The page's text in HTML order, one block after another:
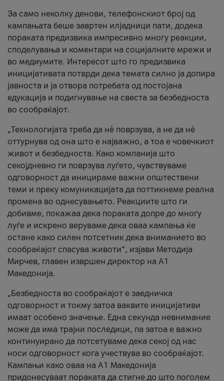
За само неколку денови, телефонскиот број од
кампањата беше завртен илјадници пати, додека
пораката предизвика импресивно многу реакции,
споделувања и коментари на социјалните мрежи и
во медиумите. Интересот што го предизвика
иницијативата потврди дека темата силно ја допира
јавноста и ја отвора потребата од постојана
едукација и подигнување на свеста за безбедноста
во сообраќајот.
„Технологијата треба да нè поврзува, а не да нè
оттурнува од она што е најважно, а тоа е човечкиот
живот и безбедноста. Како компанија што
секојдневно ги поврзува луѓето, чувствуваме
одговорност да иницираме важни општествени
теми и преку комуникацијата да поттикнеме реална
промена во однесувањето. Реакциите што ги
добивме, покажаа дека пораката допре до многу
луѓе и искрено веруваме дека оваа кампања ќе
остане како силен потсетник дека вниманието во
сообраќајот спасува животи“, изјави Методија
Мирчев, главен извршен директор на А1
Македонија.
„Безбедноста во сообраќајот е заедничка
одговорност и токму затоа ваквите иницијативи
имаат особено значење. Една секунда невнимание
може да има трајни последици, па затоа е важно
континуирано да потсетуваме дека секој од нас
носи одговорност кога учествува во сообраќајот.
Кампањи како оваа на A1 Македонија
придонесуваат пораката да стигне до што поголем